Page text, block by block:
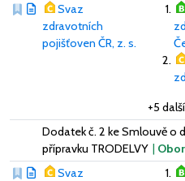
Svaz
zdravotních
pojišťoven ČR, z. s.
+5
Dodatek č. 2 ke Smlouvě o
přípravku TRODELVY |
Svaz